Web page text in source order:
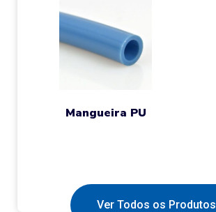
Mangueira PU
Ver Todos os Produtos